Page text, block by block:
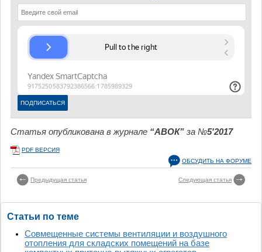
Статья опубликована в журнале “АВОК” за №5'2017
PDF ВЕРСИЯ
ОБСУДИТЬ НА ФОРУМЕ
Предыдущая статья Следующая статья
Статьи по теме
Совмещенные системы вентиляции и воздушного
отопления для складских помещений на базе